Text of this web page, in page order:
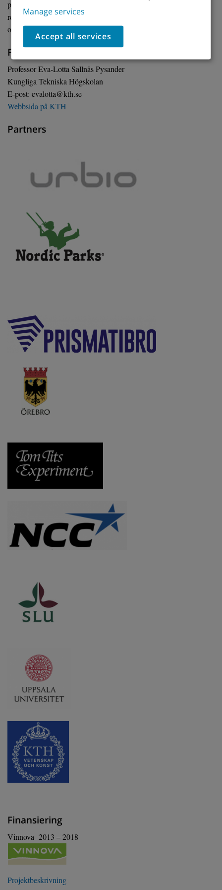
planerar och beställer lekmiljöer i samhället idag. Verktyg och
rekommendationer utformas som stöd för beställare av lekmiljöer
och de kommuniceras genom olika publika kanaler.
Projektledare och kontaktperson
Professor Eva-Lotta Sallnäs Pysander
Kungliga Tekniska Högskolan
E-post: evalotta@kth.se
Webbsida på KTH
Partners
Finansiering
Vinnova 2013 – 2018
Projektbeskrivning
Manage services
Accept all services